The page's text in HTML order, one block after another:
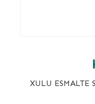
XULU ESMALTE